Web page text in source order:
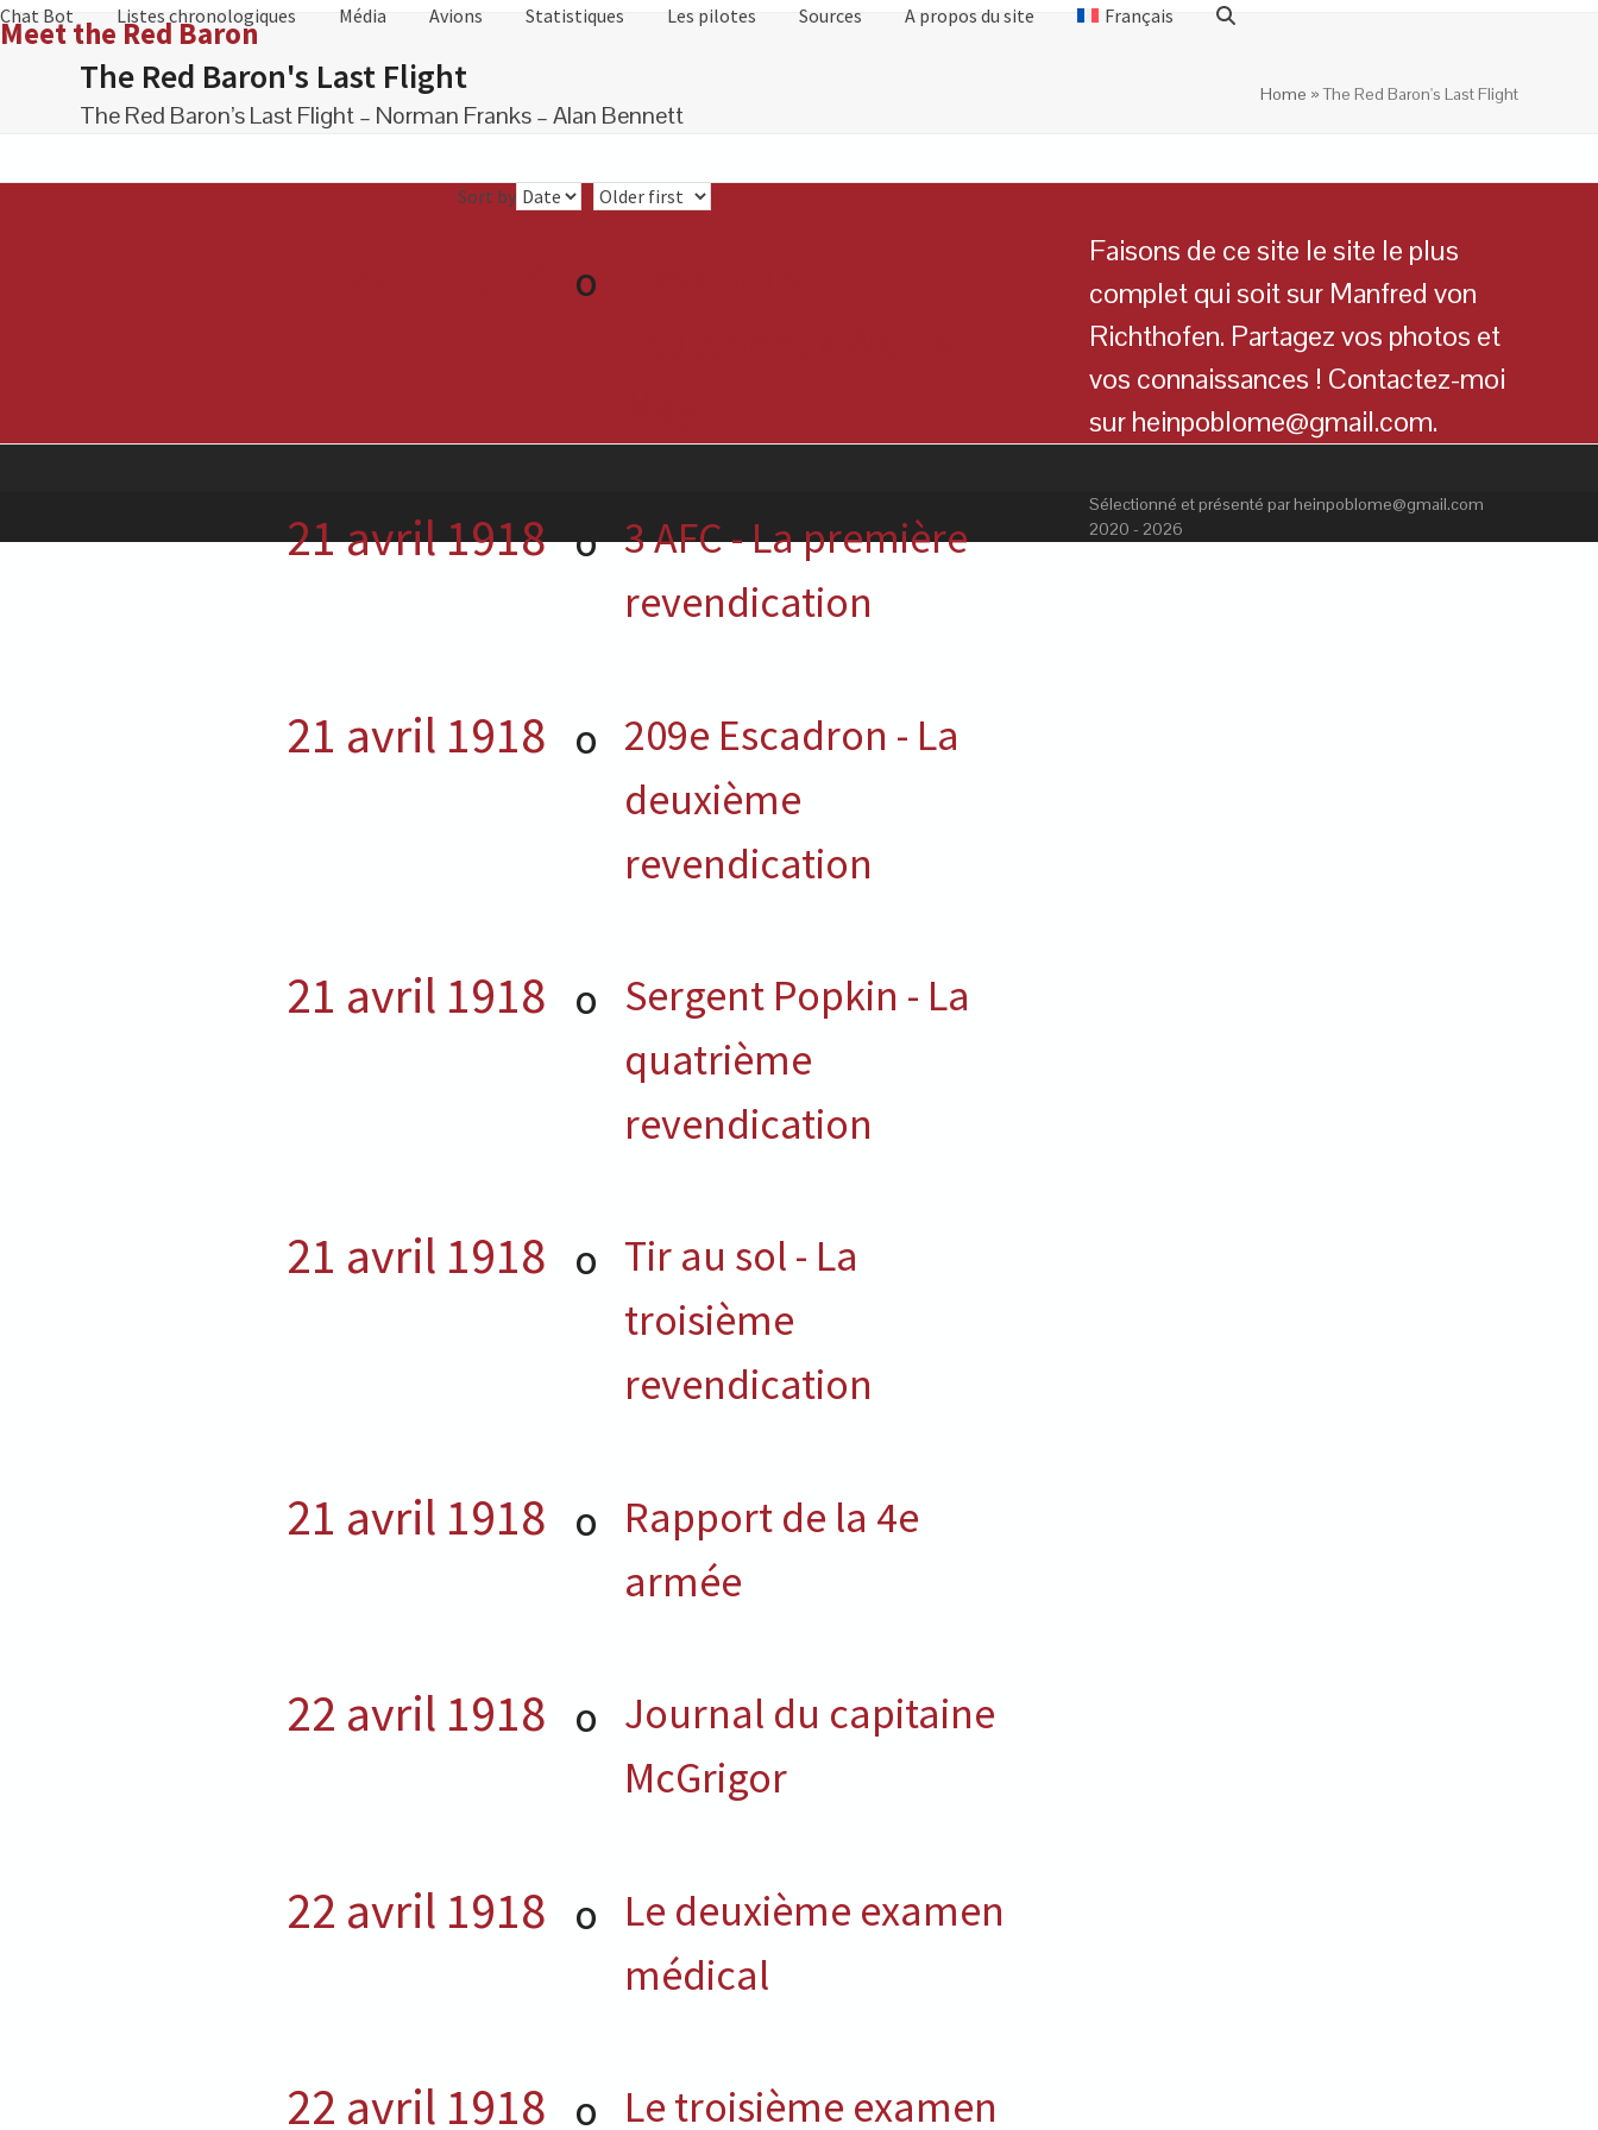
Skip
to
Meet the Red Baron
Chat Bot Listes chronologiques Média Avions Statistiques Les pilotes Sources A propos du site Français
The Red Baron's Last Flight
The Red Baron’s Last Flight – Norman Franks – Alan Bennett
Home »The Red Baron's Last Flight
Sort by
O
21 avril 1918 O
3 AFC - La première
revendication
21 avril 1918 O
209e Escadron - La
deuxième
revendication
21 avril 1918 O
Sergent Popkin - La
quatrième
revendication
21 avril 1918 O
Tir au sol - La
troisième
revendication
21 avril 1918 O
Rapport de la 4e
armée
22 avril 1918 O
Journal du capitaine
McGrigor
22 avril 1918 O
Le deuxième examen
médical
22 avril 1918 O Le troisième examen
Faisons de ce site le site le plus
complet qui soit sur Manfred von
Richthofen. Partagez vos photos et
vos connaissances ! Contactez-moi
sur heinpoblome@gmail.com.
Sélectionné et présenté par heinpoblome@gmail.com
2020 - 2026